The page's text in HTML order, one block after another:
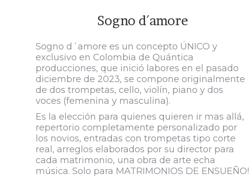
Sogno d´amore
Sogno d´amore es un concepto ÚNICO y
exclusivo en Colombia de Quántica
producciones, que inició labores en el pasado
diciembre de 2023, se compone originalmente
de dos trompetas, cello, violín, piano y dos
voces (femenina y masculina).
Es la elección para quienes quieren ir mas allá,
repertorio completamente personalizado por
los novios, entradas con trompetas tipo corte
real, arreglos elaborados por su director para
cada matrimonio, una obra de arte echa
música. Solo para MATRIMONIOS DE ENSUEÑO!